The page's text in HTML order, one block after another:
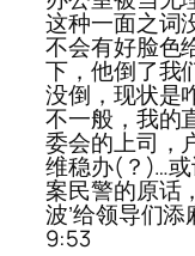
这种一面之词
不会有好脸色
下，他倒了我
没倒，现状是
不一般，我的
委会的上司，
维稳办(？)…
案民警的原话
波’给领导们添
9:53